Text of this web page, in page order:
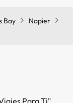
Bay
Napier